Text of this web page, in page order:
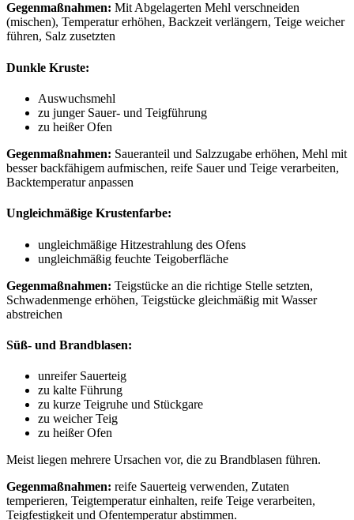
Gegenmaßnahmen: Mit Abgelagerten Mehl verschneiden
(mischen), Temperatur erhöhen, Backzeit verlängern, Teige weicher
führen, Salz zusetzten
Dunkle Kruste:
Auswuchsmehl
zu junger Sauer- und Teigführung
zu heißer Ofen
Gegenmaßnahmen: Saueranteil und Salzzugabe erhöhen, Mehl mit
besser backfähigem aufmischen, reife Sauer und Teige verarbeiten,
Backtemperatur anpassen
Ungleichmäßige Krustenfarbe:
ungleichmäßige Hitzestrahlung des Ofens
ungleichmäßig feuchte Teigoberfläche
Gegenmaßnahmen: Teigstücke an die richtige Stelle setzten,
Schwadenmenge erhöhen, Teigstücke gleichmäßig mit Wasser
abstreichen
Süß- und Brandblasen:
unreifer Sauerteig
zu kalte Führung
zu kurze Teigruhe und Stückgare
zu weicher Teig
zu heißer Ofen
Meist liegen mehrere Ursachen vor, die zu Brandblasen führen.
Gegenmaßnahmen: reife Sauerteig verwenden, Zutaten
temperieren, Teigtemperatur einhalten, reife Teige verarbeiten,
Teigfestigkeit und Ofentemperatur abstimmen.